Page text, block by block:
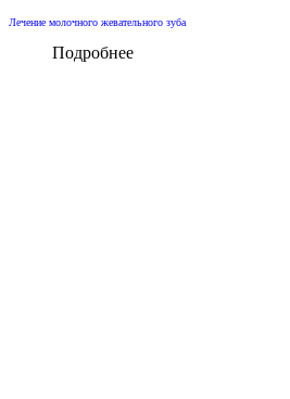
Лечение молочного жевательного зуба
Подробнее